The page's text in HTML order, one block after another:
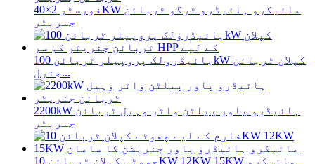
فورسٹر 2×40KW مائیکرو ہائیڈرو ٹرگو ٹربائن
جنریٹر
ہائیڈرولک پروپیلر ٹربائن 100kW کپلان ٹربائن
جنرل...
2200kW ہائیڈرو پاور پیلٹن واٹر وہیل ٹربائن
جنریٹر
چھوٹی کپلان ٹربائن 10KW 12KW 15KW مائیکرو